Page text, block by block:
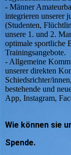
- Männer
integrieren unserer
(Studenten,
unsere 1. und 2.
optimale sportliche
Trainingsangebote.
- Allgemeine
unserer direkten
Schiedsrichter/
bestehende und
App, Instagram,
Wie können sie
Spende.